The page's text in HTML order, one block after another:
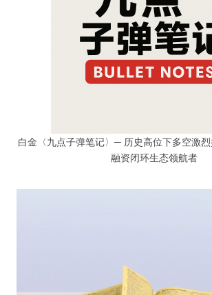
白金〈九点子弹笔记〉─ 历史高位下多空激
融资闭环生态领航者